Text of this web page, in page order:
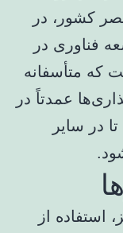
کشور، در
فناوری در
که متأسفانه
عمدتاً در
در سایر
استفاده از